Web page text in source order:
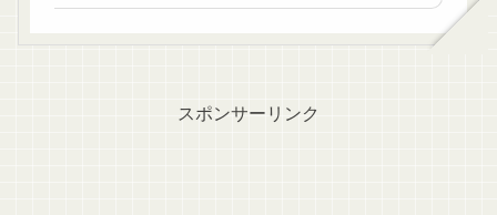
スポンサーリンク